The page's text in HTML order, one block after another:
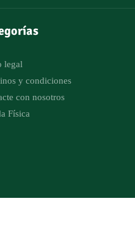
legal
y condiciones
con nosotros
Física